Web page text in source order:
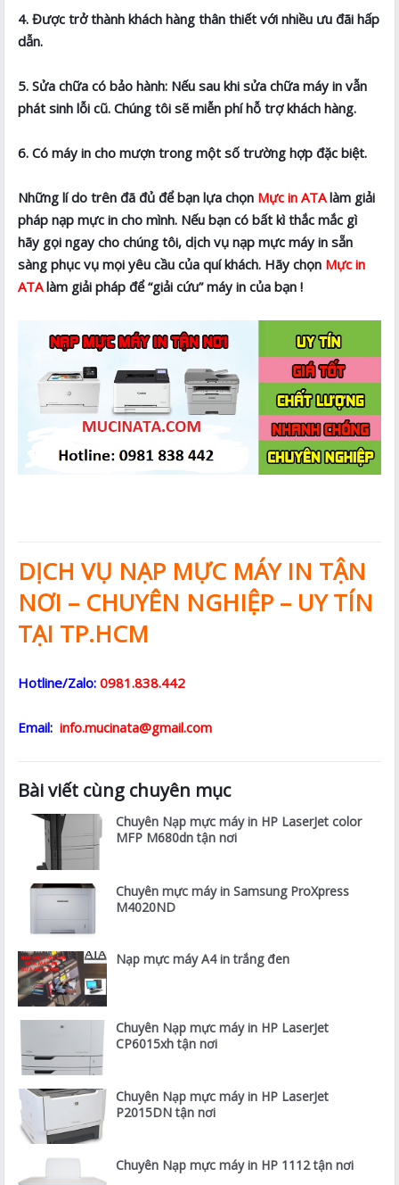
4. Được trở thành khách hàng thân thiết với nhiều ưu đãi hấp
dẫn.
5. Sửa chữa có bảo hành: Nếu sau khi sửa chữa máy in vẫn
phát sinh lỗi cũ. Chúng tôi sẽ miễn phí hỗ trợ khách hàng.
6. Có máy in cho mượn trong một số trường hợp đặc biệt.
Những lí do trên đã đủ để bạn lựa chọn Mực in ATAlàm giải
pháp nạp mực in cho mình. Nếu bạn có bất kì thắc mắc gì
hãy gọi ngay cho chúng tôi, dịch vụ nạp mực máy in sẵn
sàng phục vụ mọi yêu cầu của quí khách. Hãy chọn Mực in
ATAlàm giải pháp để “giải cứu” máy in của bạn !
DỊCH VỤ NẠP MỰC MÁY IN TẬN
NƠI – CHUYÊN NGHIỆP – UY TÍN
TẠI TP.HCM
Hotline/Zalo: 0981.838.442
Email: info.mucinata@gmail.com
Bài viết cùng chuyên mục
Chuyên Nạp mực máy in HP LaserJet color
MFP M680dn tận nơi
Chuyên mực máy in Samsung ProXpress
M4020ND
Nạp mực máy A4 in trắng đen
Chuyên Nạp mực máy in HP LaserJet
CP6015xh tận nơi
Chuyên Nạp mực máy in HP LaserJet
P2015DN tận nơi
Chuyên Nạp mực máy in HP 1112 tận nơi